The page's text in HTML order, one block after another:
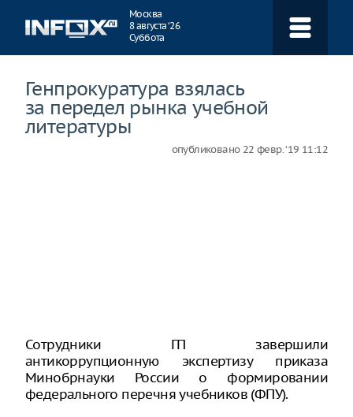
Москва
8 августа ‘26
Суббота
Генпрокуратура взялась
за передел рынка учебной
литературы
опубликовано 22 февр. ‘19 11:12
Сотрудники ГП завершили
антикоррупционную экспертизу приказа
Минобрнауки России о формировании
федерального перечня учебников (ФПУ).